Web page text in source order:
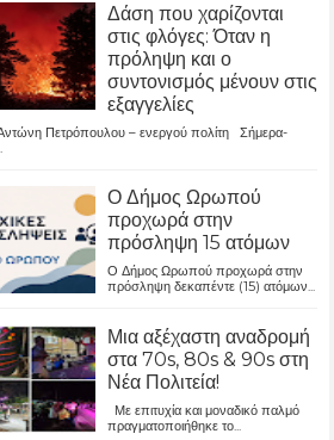
Δάση που χαρίζονται
στις φλόγες: Όταν η
πρόληψη και ο
συντονισμός μένουν στις
εξαγγελίες
Πετρόπουλου – ενεργού πολίτη Σήμερα-
Ο Δήμος Ωρωπού
προχωρά στην
πρόσληψη 15 ατόμων
Ο Δήμος Ωρωπού προχωρά στην
πρόσληψη δεκαπέντε (15) ατόμων...
Μια αξέχαστη αναδρομή
στα 70s, 80s & 90s στη
Νέα Πολιτεία!
Με επιτυχία και μοναδικό παλμό
πραγματοποιήθηκε το...